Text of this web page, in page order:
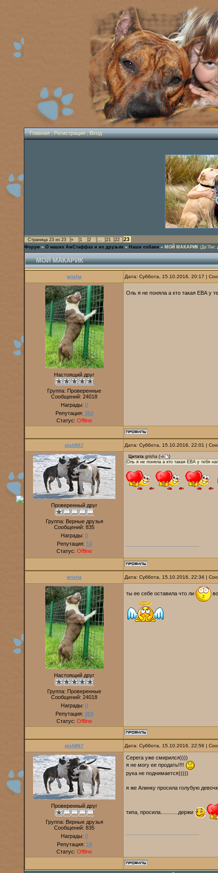
Главная|Регистрация|Вход
Страница 23 из 23 « 1 2 … 21 22 23
Форум » О наших АмСтаффах и их друзьях » Наши собаки » МОЙ МАКАРИК (Де’Лис
МОЙ МАКАРИК
grisha Дата: Суббота, 15.10.2016, 20:17 |
Настоящий друг
Группа: Проверенные
Сообщений: 24018
Награды: 0
Репутация: 363
Статус: Offline
Оль я не поняла а кто такая ЕВА у
pish867 Дата: Суббота, 15.10.2016, 22:01 |
Проверенный друг
Группа: Верные друзья
Сообщений: 835
Награды: 0
Репутация: 10
Статус: Offline
Цитата grisha (
)
Оль я не поняла а кто такая ЕВА у тебя
grisha Дата: Суббота, 15.10.2016, 22:34 |
Настоящий друг
Группа: Проверенные
Сообщений: 24018
Награды: 0
Репутация: 363
Статус: Offline
ты ее себе оставила что ли
pish867 Дата: Суббота, 15.10.2016, 22:56 |
Проверенный друг
Группа: Верные друзья
Сообщений: 835
Награды: 0
Репутация: 10
Статус: Offline
Серега уже смирился))))
я не могу ее продать!!!!
рука не поднимается)))))
я же Алинку просила голубую
типа, просила............держи